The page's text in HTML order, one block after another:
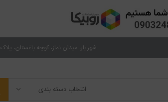
شهریار، میدان نماز، کوچه باغستان، پلاک ۲۰ (فروش حضوری نداریم)
انتخاب دسته بندی